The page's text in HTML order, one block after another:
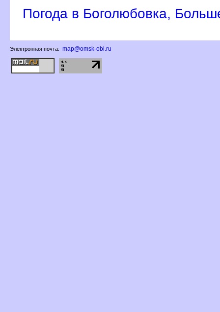
Погода в Боголюбовка,
Электронная почта: map@omsk-obl.ru